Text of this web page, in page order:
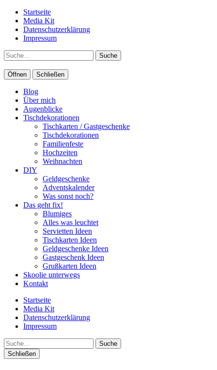
Startseite
Media Kit
Datenschutzerklärung
Impressum
Suche
Öffnen Schließen
Blog
Über mich
Augenblicke
Tischdekorationen
Tischkarten / Gastgeschenke
Tischdekorationen
Familienfeste
Hochzeiten
Weihnachten
DIY
Geldgeschenke
Adventskalender
Was sonst noch?
Das geht fix!
Blumiges
Alles was leuchtet
Servietten Ideen
Tischkarten Ideen
Geldgeschenke Ideen
Gastgeschenk Ideen
Grußkarten Ideen
Skoolie unterwegs
Kontakt
Startseite
Media Kit
Datenschutzerklärung
Impressum
Suche
Schließen